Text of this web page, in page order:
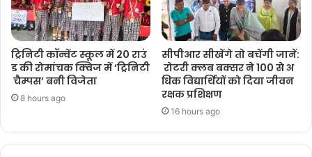
ट्रिनिटी कॉन्वेंट स्कूल में 20 राउं
ड की रोमांचक क्विज में ‘ट्रिनिटी
चैम्पस’ बनी विजेता
8 hours ago
सीपीआर सीखेंगे तो बचेंगी जानें:
रोटरी क्लब बक्सर ने 100 से अ
धिक विद्यार्थियों को दिया जीवन
रक्षक प्रशिक्षण
16 hours ago